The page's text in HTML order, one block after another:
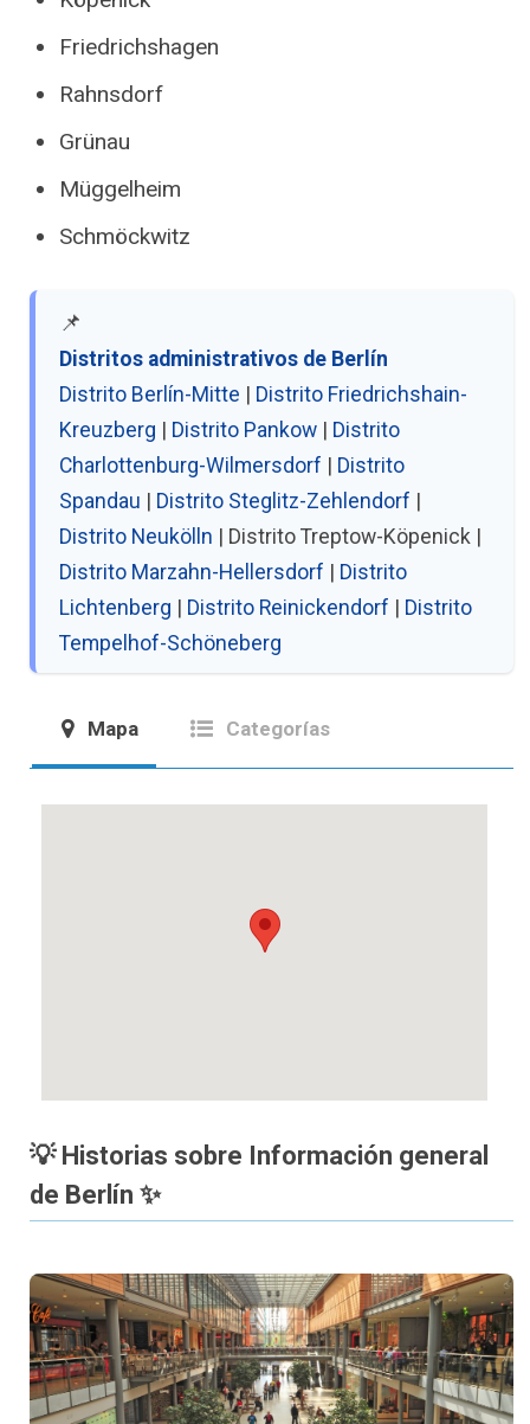
Friedrichshagen
Rahnsdorf
Grünau
Müggelheim
Schmöckwitz
📌
Distritos administrativos de Berlín
Distrito Berlín-Mitte
Distrito Friedrichshain-
Kreuzberg
Distrito Pankow
Distrito
Charlottenburg-Wilmersdorf
Distrito
Spandau
Distrito Steglitz-Zehlendorf
Distrito Neukölln | Distrito Treptow-Köpenick |
Distrito Marzahn-Hellersdorf
Distrito
Lichtenberg
Distrito Reinickendorf
Distrito
Tempelhof-Schöneberg
Mapa Categorías
💡 Historias sobre Información general
de Berlín ✨